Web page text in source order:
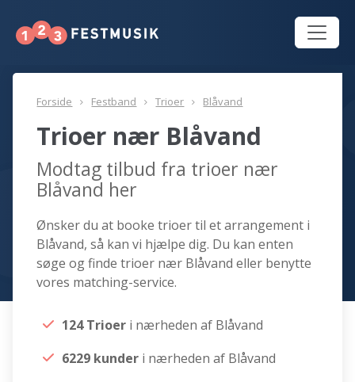
Forside Festband Trioer Blåvand
Trioer nær Blåvand
Modtag tilbud fra trioer nær
Blåvand her
Ønsker du at booke trioer til et arrangement i
Blåvand, så kan vi hjælpe dig. Du kan enten
søge og finde trioer nær Blåvand eller benytte
vores matching-service.
124 Trioer i nærheden af Blåvand
6229 kunder i nærheden af Blåvand